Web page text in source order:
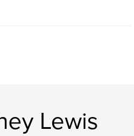
Lewis